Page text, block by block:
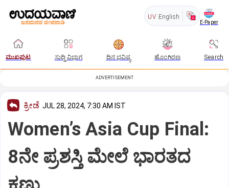
UV English
E-Paper
ಮುಖಪುಟ ಸುದ್ದಿ ವಿಭಾಗ ದಿನ ಭವಿಷ್ಯ ಹೊಂಗಿರಣ Search
ADVERTISEMENT
ಕ್ರೀಡೆ JUL 28, 2024, 7:30 AM IST
Women’s Asia Cup Final:
8ನೇ ಪ್ರಶಸ್ತಿ ಮೇಲೆ ಭಾರತದ